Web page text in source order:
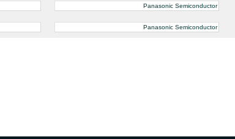
Panasonic Semiconductor
Panasonic Semiconductor